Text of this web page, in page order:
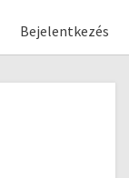
Bejelentkezés